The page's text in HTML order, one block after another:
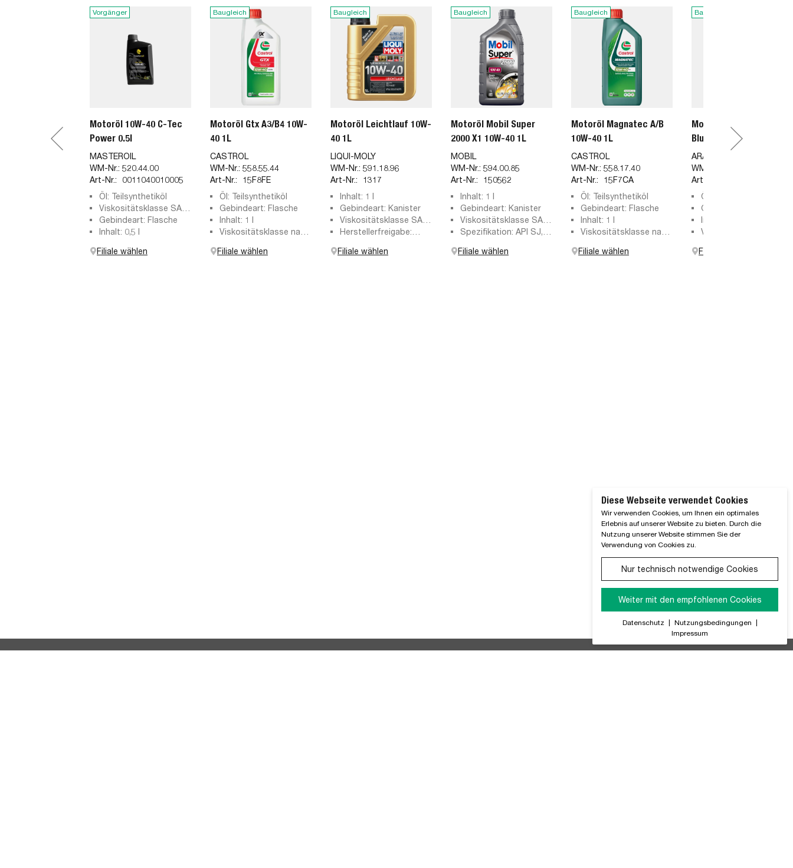
Vorgänger
Motoröl 10W-40 C-Tec
Power 0.5l
MASTEROIL
WM-Nr.: 520.44.00
Art-Nr.:
0011040010005
Öl: Teilsynthetiköl
Viskositätsklasse SAE:
10W-40
Gebindeart: Flasche
Inhalt: 0,5 l
Filiale wählen
Baugleich
Motoröl Gtx A3/B4 10W-
40 1L
CASTROL
WM-Nr.: 558.55.44
Art-Nr.:
15F8FE
Öl: Teilsynthetiköl
Gebindeart: Flasche
Inhalt: 1 l
Viskositätsklasse nach
Filiale wählen
Baugleich
Motoröl Leichtlauf 10W-
40 1L
LIQUI-MOLY
WM-Nr.: 591.18.96
Art-Nr.:
1317
Inhalt: 1 l
Gebindeart: Kanister
Viskositätsklasse SAE:
10W-40
Herstellerfreigabe:
MB-Freigabe 229.3, VW
Filiale wählen
Baugleich
Motoröl Mobil Super
2000 X1 10W-40 1L
MOBIL
WM-Nr.: 594.00.85
Art-Nr.:
150562
Inhalt: 1 l
Gebindeart: Kanister
Viskositätsklasse SAE:
10W-40
Spezifikation: API SJ,
API SN Plus, API SP, API
Filiale wählen
Baugleich
Motoröl Magnatec A/B
10W-40 1L
CASTROL
WM-Nr.: 558.17.40
Art-Nr.:
15F7CA
Öl: Teilsynthetiköl
Gebindeart: Flasche
Inhalt: 1 l
Viskositätsklasse nach
Filiale wählen
Baugleich
Motoröl 10W-40
Bluetronic II 1l
ARAL
WM-Nr.:
Art-Nr.:
Öl: Teilsynthetiköl
Gebindeart: Flasche
Inhalt: 1 l
Viskositätsklasse nach
Filiale wählen
Diese Webseite verwendet Cookies
Wir verwenden Cookies, um Ihnen ein optimales
Erlebnis auf unserer Website zu bieten. Durch die
Nutzung unserer Website stimmen Sie der
Verwendung von Cookies zu.
Nur technisch notwendige Cookies
Weiter mit den empfohlenen Cookies
Datenschutz | Nutzungsbedingungen |
Impressum